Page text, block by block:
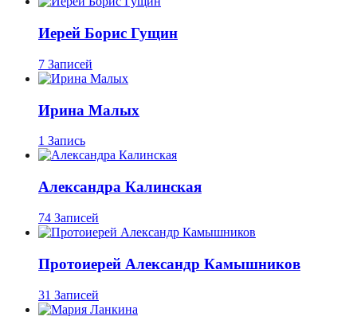
Иерей Борис Гущин
7 Записей
Ирина Малых
1 Запись
Александра Калинская
74 Записей
Протоиерей Александр Камышников
31 Записей